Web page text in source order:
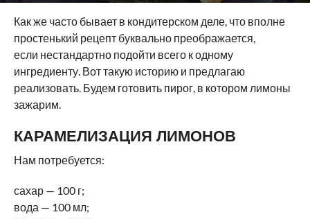
Как же часто бывает в кондитерском деле, что вполне
простенький рецепт буквально преображается,
если нестандартно подойти всего к одному
ингредиенту. Вот такую историю и предлагаю
реализовать. Будем готовить пирог, в котором лимоны
зажарим.
КАРАМЕЛИЗАЦИЯ ЛИМОНОВ
Нам потребуется:
сахар — 100 г;
вода — 100 мл;